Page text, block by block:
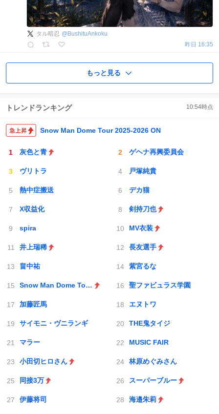
タル暗忍 @ BushituAnkoku
昨日 16:35
もっと見る
トレンドランキング 10:54時点
Snow Man Dome Tour 2025-2026 ON
灰色と青 ゲヘナ再興委員会
ヴリトラ 戸塚純貴
熱中症搬送 デカ猫
X収益化 剣持刀也
spira MV衣装
井上瑞稀 長友選手
畠中祐 紫宮るな
Snow Man Dome Tour 2025-2026 ON 聖ファビュラス学園
加藤匠馬 エヌトワ
サイモニ・ヴニランギ THE鬼タイジ
マラー MUSIC FAIR
小田切ヒロさん 林原めぐみさん
同接3万 スーパーブルー
伊藤将司 海邉朱莉